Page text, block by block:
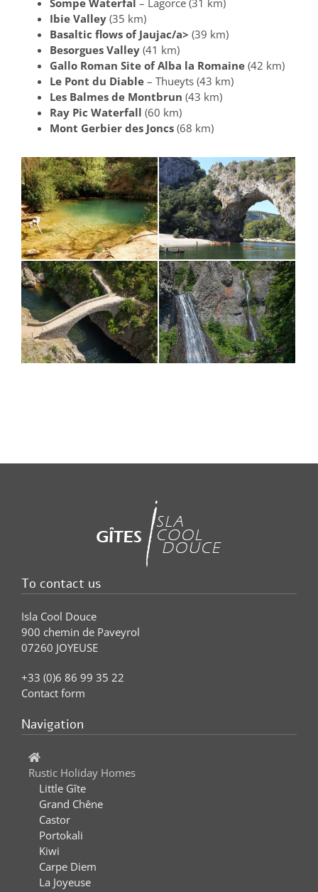
Sompe Waterfal – Lagorce (31 km)
Ibie Valley (35 km)
Basaltic flows of Jaujac/a> (39 km)
Besorgues Valley (41 km)
Gallo Roman Site of Alba la Romaine (42 km)
Le Pont du Diable – Thueyts (43 km)
Les Balmes de Montbrun (43 km)
Ray Pic Waterfall (60 km)
Mont Gerbier des Joncs (68 km)
To contact us
Isla Cool Douce
900 chemin de Paveyrol
07260 JOYEUSE
+33 (0)6 86 99 35 22
Contact form
Navigation
Rustic Holiday Homes
Little Gîte
Grand Chêne
Castor
Portokali
Kiwi
Carpe Diem
La Joyeuse